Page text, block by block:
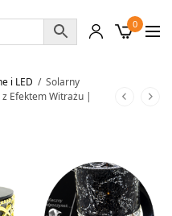
0
i LED / Solarny
z Efektem Witrażu |